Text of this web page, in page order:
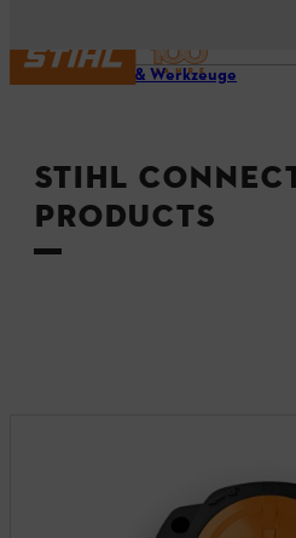
Geräte & Werkzeuge
STIHL
PRODUCTS